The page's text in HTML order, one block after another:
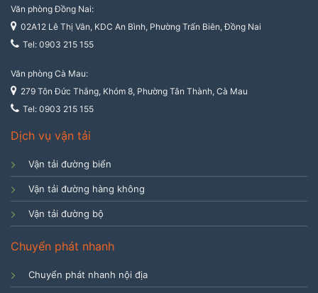
Văn phòng Đồng Nai:
02A12 Lê Thị Vân, KDC An Bình, Phường Trấn Biên, Đồng Nai
Tel: 0903 215 155
Văn phòng Cà Mau:
279 Tôn Đức Thắng, Khóm 8, Phường Tân Thành, Cà Mau
Tel: 0903 215 155
Dịch vụ vận tải
Vận tải đường biển
Vận tải đường hàng không
Vận tải đường bộ
Chuyển phát nhanh
Chuyển phát nhanh nội địa